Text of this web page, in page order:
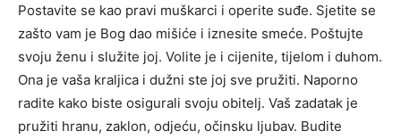
Postavite se kao pravi muškarci i operite suđe. Sjetite se
zašto vam je Bog dao mišiće i iznesite smeće. Poštujte
svoju ženu i služite joj. Volite je i cijenite, tijelom i duhom.
Ona je vaša kraljica i dužni ste joj sve pružiti. Naporno
radite kako biste osigurali svoju obitelj. Vaš zadatak je
pružiti hranu, zaklon, odjeću, očinsku ljubav. Budite